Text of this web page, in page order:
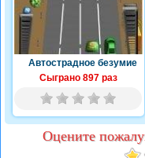
Автострадное безумие
Сыграно 897 раз
Оцените